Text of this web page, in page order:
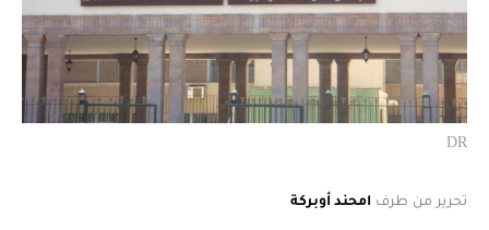
DR
تحرير من طرف امحند أوبركة